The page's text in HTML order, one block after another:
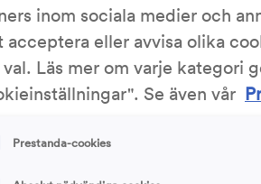
inom sociala medier och
acceptera eller avvisa olika
Läs mer om varje kategori
Se även vår
Prestanda-cookies